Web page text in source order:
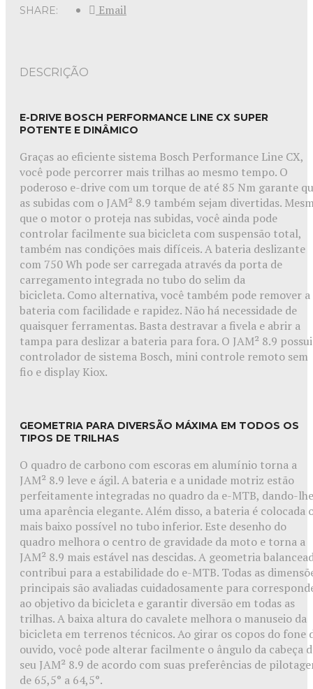
SHARE:
Email
DESCRIÇÃO
E-DRIVE BOSCH PERFORMANCE LINE CX SUPER
POTENTE E DINÂMICO
Graças ao eficiente sistema Bosch Performance Line CX,
você pode percorrer mais trilhas ao mesmo tempo. O
poderoso e-drive com um torque de até 85 Nm garante
as subidas com o JAM² 8.9 também sejam divertidas.
que o motor o proteja nas subidas, você ainda pode
controlar facilmente sua bicicleta com suspensão total,
também nas condições mais difíceis. A bateria deslizante
com 750 Wh pode ser carregada através da porta de
carregamento integrada no tubo do selim da
bicicleta. Como alternativa, você também pode remover a
bateria com facilidade e rapidez. Não há necessidade de
quaisquer ferramentas. Basta destravar a fivela e abrir a
tampa para deslizar a bateria para fora. O JAM² 8.9
controlador de sistema Bosch, mini controle remoto sem
fio e display Kiox.
GEOMETRIA PARA DIVERSÃO MÁXIMA EM TODOS OS
TIPOS DE TRILHAS
O quadro de carbono com escoras em alumínio torna a
JAM² 8.9 leve e ágil. A bateria e a unidade motriz estão
perfeitamente integradas no quadro da e-MTB, dando-lhe
uma aparência elegante. Além disso, a bateria é colocada
mais baixo possível no tubo inferior. Este desenho do
quadro melhora o centro de gravidade da moto e torna a
JAM² 8.9 mais estável nas descidas. A geometria
contribui para a estabilidade do e-MTB. Todas as
principais são avaliadas cuidadosamente para
ao objetivo da bicicleta e garantir diversão em todas as
trilhas. A baixa altura do cavalete melhora o manuseio da
bicicleta em terrenos técnicos. Ao girar os copos do fone
ouvido, você pode alterar facilmente o ângulo da cabeça
seu JAM² 8.9 de acordo com suas preferências de
de 65,5° a 64,5°.